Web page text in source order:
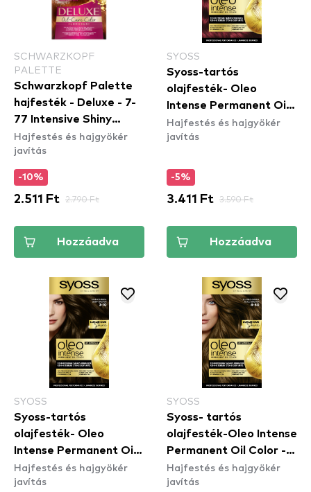
SCHWARZKOPF
PALETTE
Schwarzkopf Palette
hajfesték - Deluxe - 7-
77 Intensive Shiny
Copper
Hajfestés és hajgyökér
javítás
-10%
2.511 Ft 2.790 Ft
Hozzáadva
SYOSS
Syoss-tartós
olajfesték- Oleo
Intense Permanent Oil
Color - 5-92 Bright Red
Hajfestés és hajgyökér
javítás
-5%
3.411 Ft 3.590 Ft
Hozzáadva
SYOSS
Syoss-tartós
olajfesték- Oleo
Intense Permanent Oil
Color - 3-10 Deep
Brown
Hajfestés és hajgyökér
javítás
SYOSS
Syoss- tartós
olajfesték-Oleo Intense
Permanent Oil Color -
4-60 Gold Brown
Hajfestés és hajgyökér
javítás